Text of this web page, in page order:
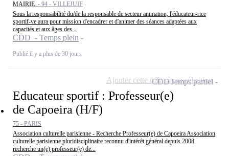
MAIRIE - 94 - VILLEJUIF
Sous la responsabilité du/de la responsable de secteur animation, l'éducateur-rice
sportif-ve aura pour mission d'encadrer et d'animer des séances adaptées aux
capacités et aux âges des...
CDD - Temps plein
Publié il y a plus de 30 jours
Educateur sportif : Professeur(e)
de Capoeira (H/F)
75 - PARIS
Association culturelle parisienne - Recherche Professeur(e) de Capoeira Association
culturelle parisienne pluridisciplinaire reconnu d'intérêt général depuis 2008,
recherche un(e) professeur(e) de...
CDDTemps partiel
Ajouter cette offre à ma sélection